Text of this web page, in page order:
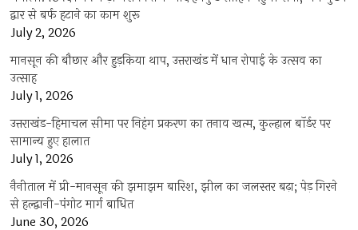
द्वार से बर्फ हटाने का काम शुरू
July 2, 2026
मानसून की बौछार और हुड़किया थाप, उत्तराखंड में धान रोपाई के उत्सव का
उत्साह
July 1, 2026
उत्तराखंड-हिमाचल सीमा पर निहंग प्रकरण का तनाव खत्म, कुल्हाल बॉर्डर पर
सामान्य हुए हालात
July 1, 2026
नैनीताल में प्री-मानसून की झमाझम बारिश, झील का जलस्तर बढ़ा; पेड़ गिरने
से हल्द्वानी-पंगोट मार्ग बाधित
June 30, 2026